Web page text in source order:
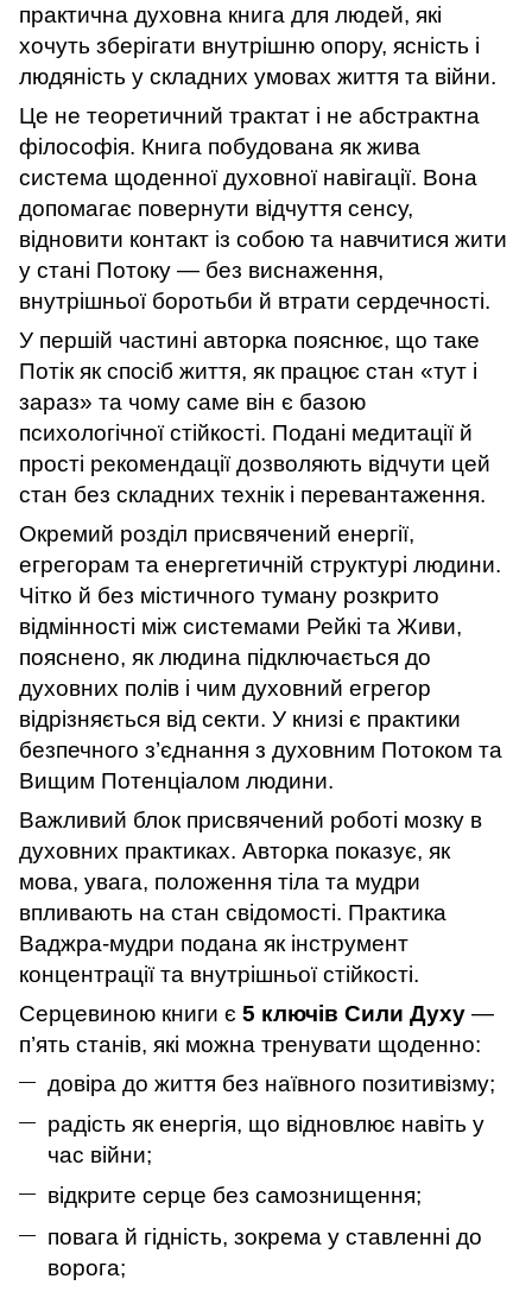
практична духовна книга для людей, які
хочуть зберігати внутрішню опору, ясність і
людяність у складних умовах життя та війни.
Це не теоретичний трактат і не абстрактна
філософія. Книга побудована як жива
система щоденної духовної навігації. Вона
допомагає повернути відчуття сенсу,
відновити контакт із собою та навчитися жити
у стані Потоку — без виснаження,
внутрішньої боротьби й втрати сердечності.
У першій частині авторка пояснює, що таке
Потік як спосіб життя, як працює стан «тут і
зараз» та чому саме він є базою
психологічної стійкості. Подані медитації й
прості рекомендації дозволяють відчути цей
стан без складних технік і перевантаження.
Окремий розділ присвячений енергії,
егрегорам та енергетичній структурі людини.
Чітко й без містичного туману розкрито
відмінності між системами Рейкі та Живи,
пояснено, як людина підключається до
духовних полів і чим духовний егрегор
відрізняється від секти. У книзі є практики
безпечного з’єднання з духовним Потоком та
Вищим Потенціалом людини.
Важливий блок присвячений роботі мозку в
духовних практиках. Авторка показує, як
мова, увага, положення тіла та мудри
впливають на стан свідомості. Практика
Ваджра-мудри подана як інструмент
концентрації та внутрішньої стійкості.
Серцевиною книги є 5 ключів Сили Духу —
п’ять станів, які можна тренувати щоденно:
довіра до життя без наївного позитивізму;
радість як енергія, що відновлює навіть у
час війни;
відкрите серце без самознищення;
повага й гідність, зокрема у ставленні до
ворога;